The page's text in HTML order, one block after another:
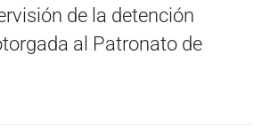
de la detención
al Patronato de